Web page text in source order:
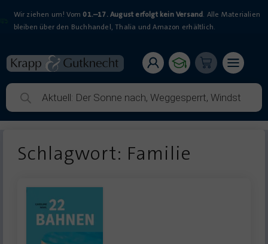
Wir ziehen um! Vom 01.–17. August erfolgt kein Versand. Alle Materialien
bleiben über den Buchhandel, Thalia und Amazon erhältlich.
Schlagwort: Familie